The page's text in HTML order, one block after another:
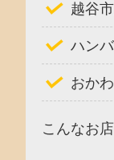
越谷
ハン
おか
こんなお店